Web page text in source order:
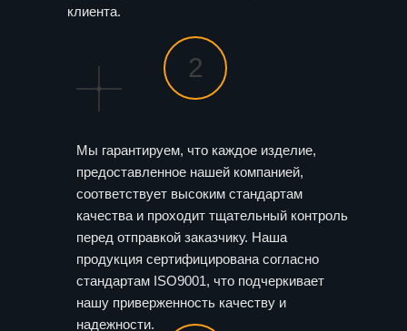
2
клиента.
Мы гарантируем, что каждое изделие,
предоставленное нашей компанией,
соответствует высоким стандартам
качества и проходит тщательный контроль
перед отправкой заказчику. Наша
продукция сертифицирована согласно
стандартам ISO9001, что подчеркивает
нашу приверженность качеству и
надежности.